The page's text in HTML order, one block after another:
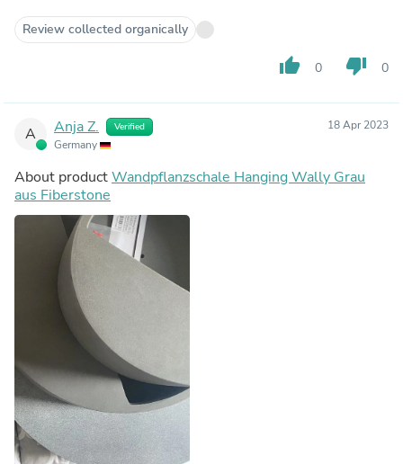
Review collected organically
thumb_up 0 thumb_down 0
A Anja Z. Verified
Germany
18 Apr 2023
About productWandpflanzschale Hanging Wally Grau
aus Fiberstone